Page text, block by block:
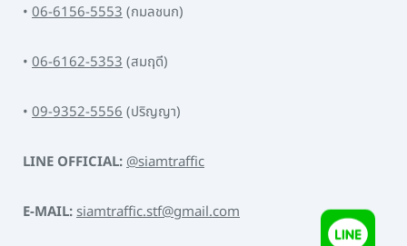
• 06-6156-5553(กมลชนก)
• 06-6162-5353(สมฤดี)
• 09-9352-5556(ปริญญา)
LINE OFFICIAL:@siamtraffic
E-MAIL:siamtraffic.stf@gmail.com